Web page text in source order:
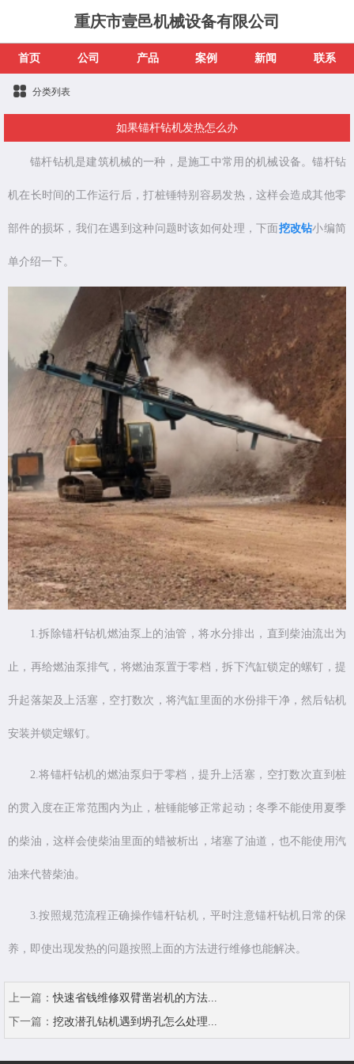
重庆市壹邑机械设备有限公司
首页 公司 产品 案例 新闻 联系
分类列表
如果锚杆钻机发热怎么办
锚杆钻机是建筑机械的一种，是施工中常用的机械设备。锚杆钻
机在长时间的工作运行后，打桩锤特别容易发热，这样会造成其他零
部件的损坏，我们在遇到这种问题时该如何处理，下面挖改钻小编简
单介绍一下。
1.拆除锚杆钻机燃油泵上的油管，将水分排出，直到柴油流出为
止，再给燃油泵排气，将燃油泵置于零档，拆下汽缸锁定的螺钉，提
升起落架及上活塞，空打数次，将汽缸里面的水份排干净，然后钻机
安装并锁定螺钉。
2.将锚杆钻机的燃油泵归于零档，提升上活塞，空打数次直到桩
的贯入度在正常范围内为止，桩锤能够正常起动；冬季不能使用夏季
的柴油，这样会使柴油里面的蜡被析出，堵塞了油道，也不能使用汽
油来代替柴油。
3.按照规范流程正确操作锚杆钻机，平时注意锚杆钻机日常的保
养，即使出现发热的问题按照上面的方法进行维修也能解决。
上一篇：快速省钱维修双臂凿岩机的方法...
下一篇： 挖改潜孔钻机遇到坍孔怎么处理...